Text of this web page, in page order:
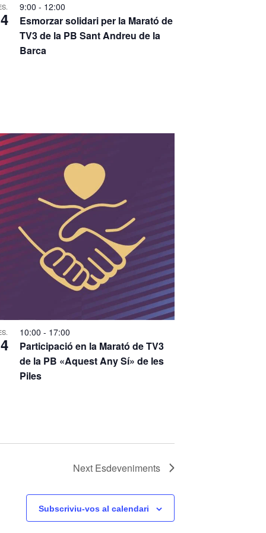
Esmorzar solidari per la Marató de
TV3 de la PB Sant Andreu de la
Barca
9:00 - 12:00
Participació en la Marató de TV3
de la PB «Aquest Any Sí» de les
Piles
10:00 - 17:00
Next Esdeveniments
Subscriviu-vos al calendari